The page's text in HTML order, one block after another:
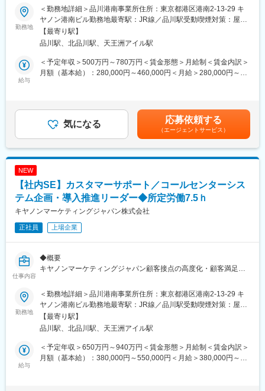
・ITによる解決策を考え、テクノロジーの積極的な採用と推進
◆ご入社いただく方に実施いただきたい具体的業務
下記を推進・実行するマネージャーをお願いします。
・開発推進チームのマネジメント
・開発フェーズにおける基幹システム（受注・物流・購買・売掛
領域）のプロジェクト推進
・ITによる解決策を考え、テクノロジーの積極的な採用と推進
変更の範囲：会社の定める業務
現在、基幹システムの刷新を進めており、これは従業員の生産性
向上とさらなる事業拡大に向けた重要なテーマです。このプロジ
ェクトを牽引する次世代のリーダーや、基幹システム刷新の経験
を持ち、挑戦する意欲のある方を募集します。
◆主な業務内容
DX対応を支えるIT環境整備の一環として、基幹システム（受注・
物流・購買・売掛領域）のモダナイゼーションを進めています。
し、プロセスのシンプル化・標準化・共通化に取り組み、2027年
のシステムカットオーバーに向けて、システム開発に着手してい
ます。
す。
【具体的な業務（ミッション）】
・開発フェーズにおける基幹システム（受注・物流・購買・売掛
領域）のプロジェクト推進
・ビジネスプロセスを事業部と共に検討し、重点課題の抽出・解
決施策検討
◆ご入社いただく方に実施いただきたい具体的業務
以下を実行・推進をお願いします。
・開発フェーズにおける基幹システム（受注・物流・購買・売掛
領域）のプロジェクト推進
・コンサル、ソリューションベンダー、SIer、システム会社のマ
ネジメント
勤務地
＜勤務地詳細＞品川港南事業所住所：東京都港区港南2-13-29 キ
ヤノン港南ビル勤務地最寄駅：JR線／品川駅受動喫煙対策：屋内
全面禁煙変更の範囲：会社の定める事業所（リモートワーク含
む）
【最寄り駅】
品川駅、北品川駅、天王洲アイル駅
給与
＜予定年収＞500万円～780万円＜賃金形態＞月給制＜賃金内訳＞
月額（基本給）：280,000円～460,000円＜月給＞280,000円～
目安の金額であり、選考を通じて上下する可能性があります。月
給(月額)は固定手当を含めた表記です。
気になる 応募依頼する
（エージェントサービス）
NEW
【社内SE】カスタマーサポート／コールセンターシス
テム企画・導入推進リーダー◆所定労働7.5ｈ
キヤノンマーケティングジャパン株式会社
正社員 上場企業
仕事内容
◆概要
キヤノンマーケティングジャパン顧客接点の高度化・顧客満足度
サービス（フィールドサービス、カスタマーサポート、コールセ
ンター）の事業活動を支える基幹サービスDXを推進しており、企
画・構想～施策実行の推進体制を拡充しています。
本募集では、これら基幹サービスの次期システム刷新プロジェク
トにおいて、企画・構想段階から参画し、業務・IT両面から将来
を見据えたサービス基盤の構築を担っていただく人材を求めてい
ます。既存の概念に捉われず新しいアイデア・可能性を追求でき
る方に参画いただき、デジタル戦略実現によるグループ全体の変
勤務地
＜勤務地詳細＞品川港南事業所住所：東京都港区港南2-13-29 キ
ヤノン港南ビル勤務地最寄駅：JR線／品川駅受動喫煙対策：屋内
全面禁煙変更の範囲：会社の定める事業所（リモートワーク含
む）
【最寄り駅】
品川駅、北品川駅、天王洲アイル駅
給与
＜予定年収＞650万円～940万円＜賃金形態＞月給制＜賃金内訳＞
月額（基本給）：380,000円～550,000円＜月給＞380,000円～